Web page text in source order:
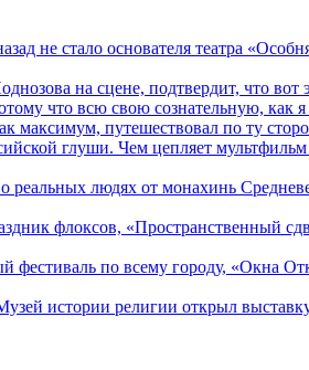
не стало основателя театра
на сцене, подтвердит, что
что всю свою сознательную,
максимум, путешествовал по ту
глуши. Чем цепляет
реальных людях от монахинь
флоксов, «Пространственный
фестиваль по всему городу, «Окна
истории религии открыл